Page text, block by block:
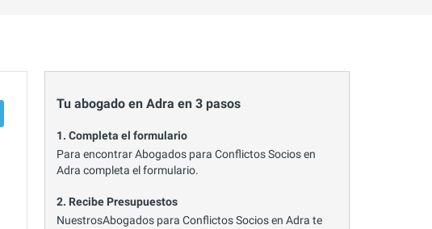
Tu abogado en Adra en 3 pasos
1. Completa el formulario
Para encontrar Abogados para Conflictos Socios en
Adra completa el formulario.
2. Recibe Presupuestos
NuestrosAbogados para Conflictos Socios en Adra te